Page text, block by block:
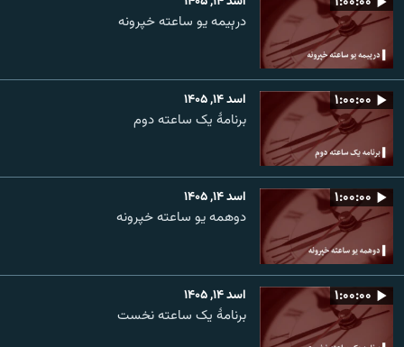
درېیمه یو ساعته خپرونه
۱:۰۰:۰۰ اسد ۱۴, ۱۴۰۵
برنامۀ یک ساعته دوم
۱:۰۰:۰۰ اسد ۱۴, ۱۴۰۵
دوهمه یو ساعته خپرونه
۱:۰۰:۰۰ اسد ۱۴, ۱۴۰۵
برنامۀ یک ساعته نخست